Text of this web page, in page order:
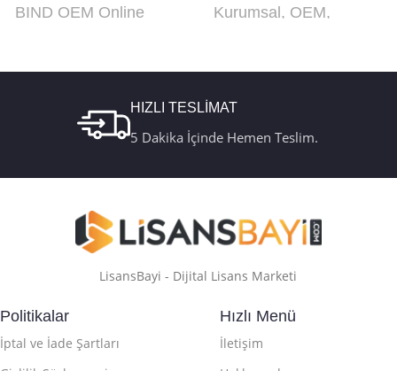
BIND OEM Online
Kurumsal , OEM,
HIZLI TESLİMAT
5 Dakika İçinde Hemen Teslim.
LisansBayi - Dijital Lisans Marketi
Politikalar
İptal ve İade Şartları
Hızlı Menü
İletişim